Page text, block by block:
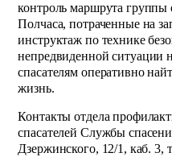
контроль маршрута­ группы
Полчаса, потраченные на
инструктаж по технике
непредвиденной ситуации
спасателям оперативно
жизнь.
Контакты отдела
спасателей Службы
Дзержинского, 12/1, каб. 3,